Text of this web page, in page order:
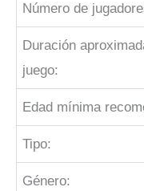
Número de
Duración
juego:
Edad mínima
Tipo:
Género: